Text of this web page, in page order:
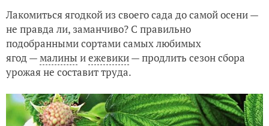
Лакомиться ягодкой из своего сада до самой осени —
не правда ли, заманчиво? С правильно
подобранными сортами самых любимых
ягод —малины иежевики— продлить сезон сбора
урожая не составит труда.